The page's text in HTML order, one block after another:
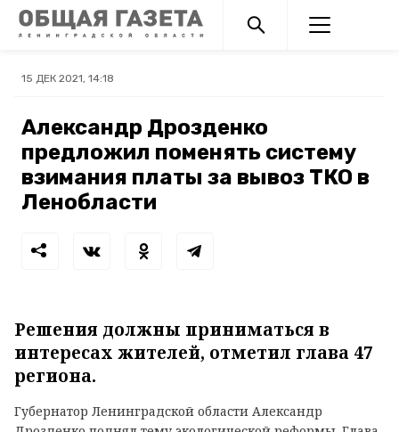
15 ДЕК 2021, 14:18
Александр Дрозденко
предложил поменять систему
взимания платы за вывоз ТКО в
Ленобласти
Решения должны приниматься в
интересах жителей, отметил глава 47
региона.
Губернатор Ленинградской области Александр